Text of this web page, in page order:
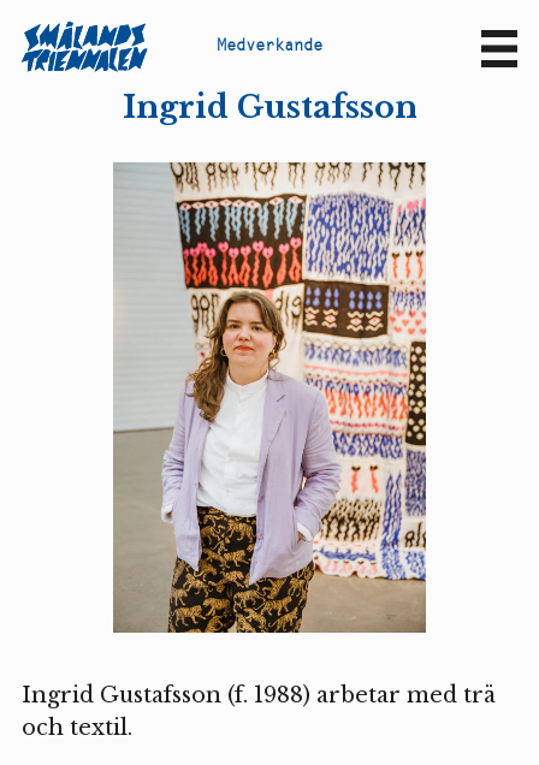
Medverkande
Ingrid Gustafsson
Ingrid Gustafsson (f. 1988) arbetar med trä
och textil.